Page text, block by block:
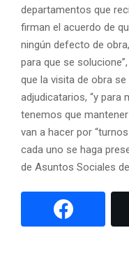
departamentos que
firman el acuerdo de
ningún defecto de
para que se
que la visita de obra
adjudicatarios, “y para
tenemos que
van a hacer por
cada uno se haga
de Asuntos Sociales